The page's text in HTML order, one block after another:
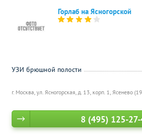
Горлаб на Ясногорской
г. Москва, ул. Ясногорская, д. 13, корп. 1, Ясенево
УЗИ брюшной полости
8 (495) 125-